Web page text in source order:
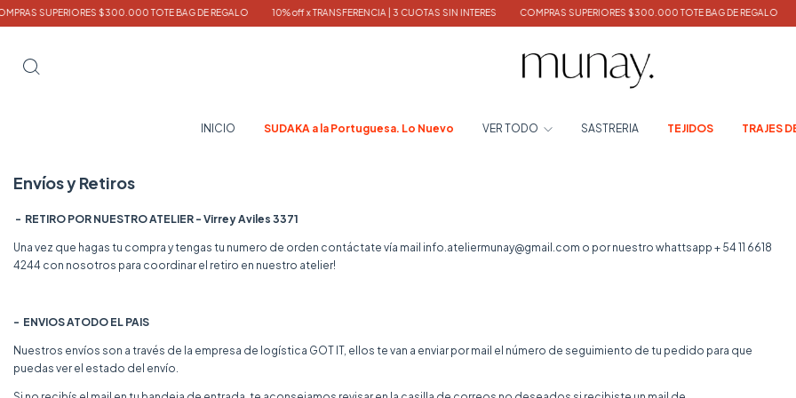
SUPERIORES $300.000 TOTE BAG DE REGALO 10% off x TRANSFERENCIA | 3 CUOTAS SIN INTERES COMPRAS SUPERIORES $300.000 TOTE BAG DE REGALO 10%
INICIO SUDAKA a la Portuguesa. Lo Nuevo VER TODO SASTRERIA TEJIDOS TRAJES
Envíos y Retiros
- RETIRO POR NUESTRO ATELIER - Virrey Aviles 3371
Una vez que hagas tu compra y tengas tu numero de orden contáctate vía mail info.ateliermunay@gmail.com o por nuestro whattsapp + 54 11 6618
4244 con nosotros para coordinar el retiro en nuestro atelier!
- ENVIOS ATODO EL PAIS
Nuestros envíos son a través de la empresa de logística GOT IT, ellos te van a enviar por mail el número de seguimiento de tu pedido para que
puedas ver el estado del envío.